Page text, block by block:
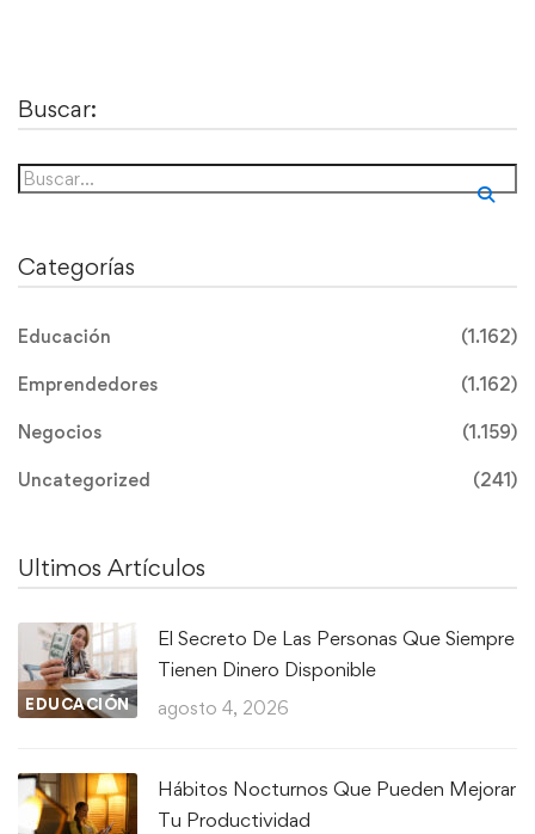
Buscar:
Categorías
Educación (1.162)
Emprendedores (1.162)
Negocios (1.159)
Uncategorized (241)
Ultimos Artículos
EDUCACIÓN
El Secreto De Las Personas Que Siempre
Tienen Dinero Disponible
agosto 4, 2026
Hábitos Nocturnos Que Pueden Mejorar
Tu Productividad